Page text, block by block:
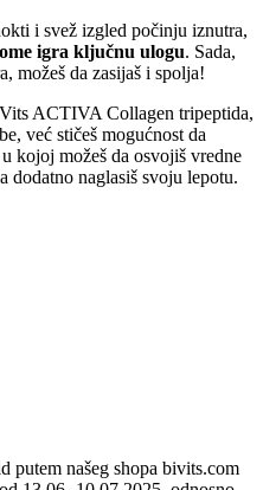
i svež izgled počinju iznutra,
igra ključnu ulogu. Sada,
možeš da zasijaš i spolja!
ACTIVA Collagen tripeptida,
već stičeš mogućnost da
u kojoj možeš da osvojiš vredne
dodatno naglasiš svoju lepotu.
našeg shopa bivits.com